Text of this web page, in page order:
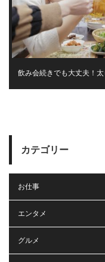
飲み会続きでも大丈夫！
カテゴリー
お仕事
エンタメ
グルメ